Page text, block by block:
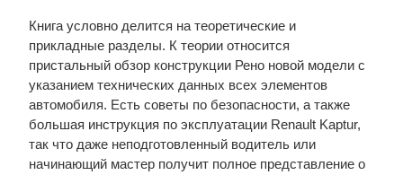
Книга условно делится на теоретические и
прикладные разделы. К теории относится
пристальный обзор конструкции Рено новой модели с
указанием технических данных всех элементов
автомобиля. Есть советы по безопасности, а также
большая инструкция по эксплуатации Renault Kaptur,
так что даже неподготовленный водитель или
начинающий мастер получит полное представление о